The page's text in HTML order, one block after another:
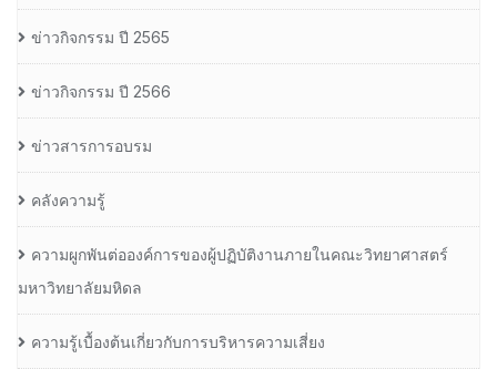
ข่าวกิจกรรม ปี 2565
ข่าวกิจกรรม ปี 2566
ข่าวสารการอบรม
คลังความรู้
ความผูกพันต่อองค์การของผู้ปฏิบัติงานภายในคณะวิทยาศาสตร์
มหาวิทยาลัยมหิดล
ความรู้เบื้องต้นเกี่ยวกับการบริหารความเสี่ยง